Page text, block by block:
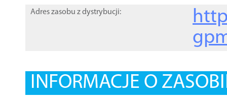
Adres zasobu z dystrybucji:
INFORMACJE O